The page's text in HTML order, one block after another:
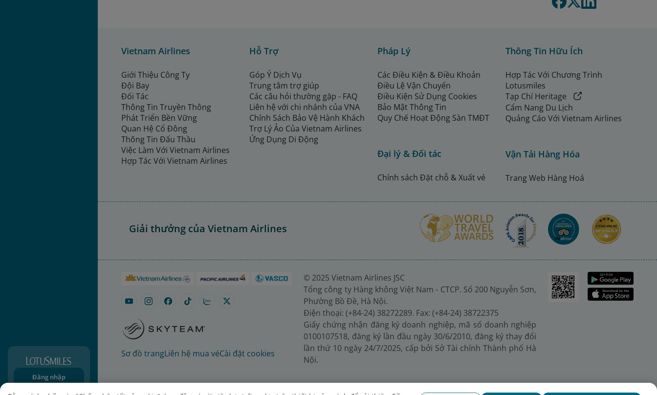
Đăng nhập
Vietnam Airlines
Giới Thiệu Công Ty
Đội Bay
Đối Tác
Thông Tin Truyền Thông
Phát Triển Bền Vững
Quan Hệ Cổ Đông
Thông Tin Đấu Thầu
Việc Làm Với Vietnam Airlines
Hợp Tác Với Vietnam Airlines
Hỗ Trợ
Góp Ý Dịch Vụ
Trung tâm trợ giúp
Các câu hỏi thường gặp - FAQ
Liên hệ với chi nhánh của VNA
Chính Sách Bảo Vệ Hành Khách
Trợ Lý Ảo Của Vietnam Airlines
Ứng Dụng Di Động
Pháp Lý
Các Điều Kiện & Điều Khoản
Điều Lệ Vận Chuyển
Điều Kiện Sử Dụng Cookies
Bảo Mật Thông Tin
Quy Chế Hoạt Động Sàn TMĐT
Đại lý & Đối tác
Chính sách Đặt chỗ & Xuất vé
Thông Tin Hữu Ích
Hợp Tác Với Chương Trình
Lotusmiles
Tạp Chí Heritage
Cẩm Nang Du Lịch
Quảng Cáo Với Vietnam Airlines
Vận Tải Hàng Hóa
Trang Web Hàng Hoá
Giải thưởng của Vietnam Airlines
Sơ đồ trangLiên hệ mua véCài đặt cookies
© 2025 Vietnam Airlines JSC
Tổng công ty Hàng không Việt Nam - CTCP. Số 200 Nguyễn Sơn,
Phường Bồ Đề, Hà Nội.
Điện thoại: (+84-24) 38272289. Fax: (+84-24) 38722375
Giấy chứng nhận đăng ký doanh nghiệp, mã số doanh nghiệp
0100107518, đăng ký lần đầu ngày 30/6/2010, đăng ký thay đổi
lần thứ 10 ngày 24/7/2025, cấp bởi Sở Tài chính Thành phố Hà
Nội.